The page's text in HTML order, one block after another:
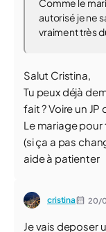
Comme le
autorisé je ne
vraiment très
Salut Cristina,
Tu peux déjà
fait ? Voire un JP
Le mariage
(si ça a pas
aide à patienter
cristina 20/
Je vais deposer